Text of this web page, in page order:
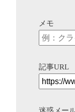
メモ
記事URL
迷惑メー